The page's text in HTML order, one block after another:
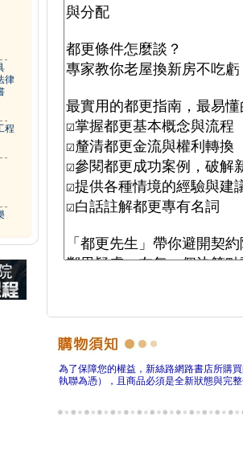
律
程
為了保障您的權益，新絲路網路書店所購
執聯為憑），且商品必須是全新狀態與完